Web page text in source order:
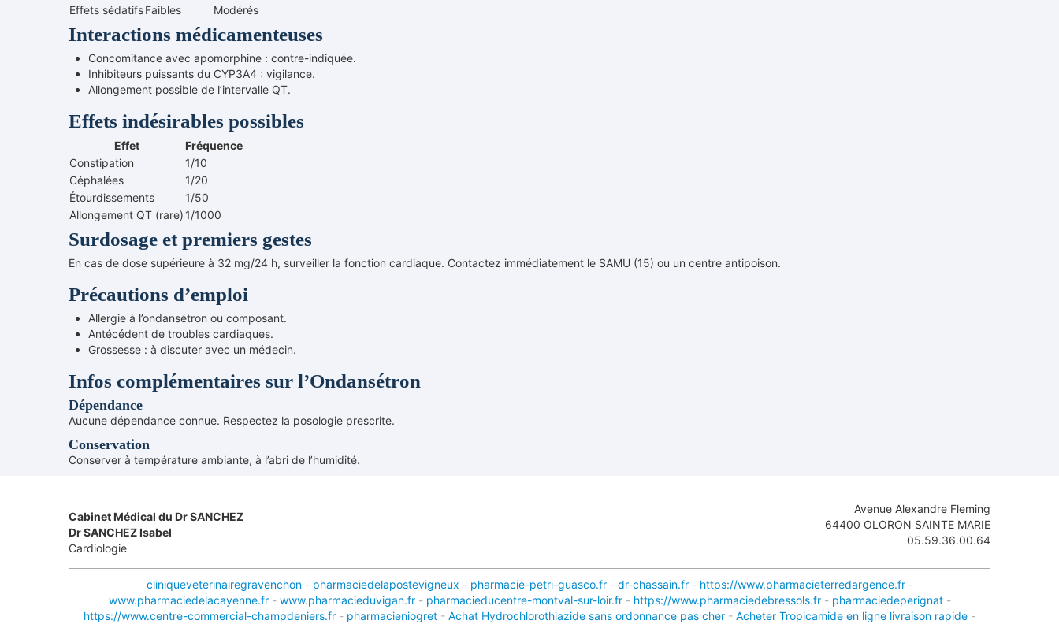
Effets sédatifsFaibles Modérés
Interactions médicamenteuses
Concomitance avec apomorphine : contre-indiquée.
Inhibiteurs puissants du CYP3A4 : vigilance.
Allongement possible de l’intervalle QT.
Effets indésirables possibles
Effet
Fréquence
Constipation
1/10
Céphalées
1/20
Étourdissements
1/50
Allongement QT (rare) 1/1000
Surdosage et premiers gestes
En cas de dose supérieure à 32 mg/24 h, surveiller la fonction cardiaque. Contactez immédiatement le SAMU (15) ou un centre antipoison.
Précautions d’emploi
Allergie à l’ondansétron ou composant.
Antécédent de troubles cardiaques.
Grossesse : à discuter avec un médecin.
Infos complémentaires sur l’Ondansétron
Dépendance
Aucune dépendance connue. Respectez la posologie prescrite.
Conservation
Conserver à température ambiante, à l’abri de l’humidité.
Cabinet Médical du Dr SANCHEZ
Dr SANCHEZ Isabel
Cardiologie
Avenue Alexandre Fleming
64400 OLORON SAINTE MARIE
05.59.36.00.64
cliniqueveterinairegravenchon- pharmaciedelapostevigneux - pharmacie-petri-guasco.fr- dr-chassain.fr- https://www.pharmacieterredargence.fr-
www.pharmaciedelacayenne.fr- www.pharmacieduvigan.fr- pharmacieducentre-montval-sur-loir.fr- https://www.pharmaciedebressols.fr- pharmaciedeperignat-
https://www.centre-commercial-champdeniers.fr - pharmacieniogret - Achat Hydrochlorothiazide sans ordonnance pas cher - Acheter Tropicamide en ligne livraison rapide -